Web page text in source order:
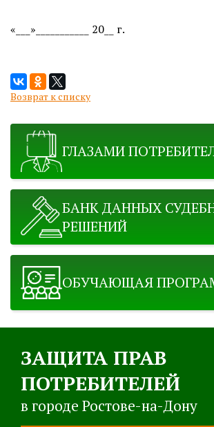
«___»___________ 20__ г.
Возврат к списку
ГЛАЗАМИ
БАНК ДАННЫХ
РЕШЕНИЙ
ОБУЧАЮЩАЯ
ЗАЩИТА ПРАВ
ПОТРЕБИТЕЛЕЙ
в городе Ростове-на-Дону